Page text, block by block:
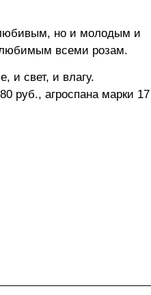
но и молодым и
любимым всеми розам.
и свет, и влагу.
руб., агроспана марки 17